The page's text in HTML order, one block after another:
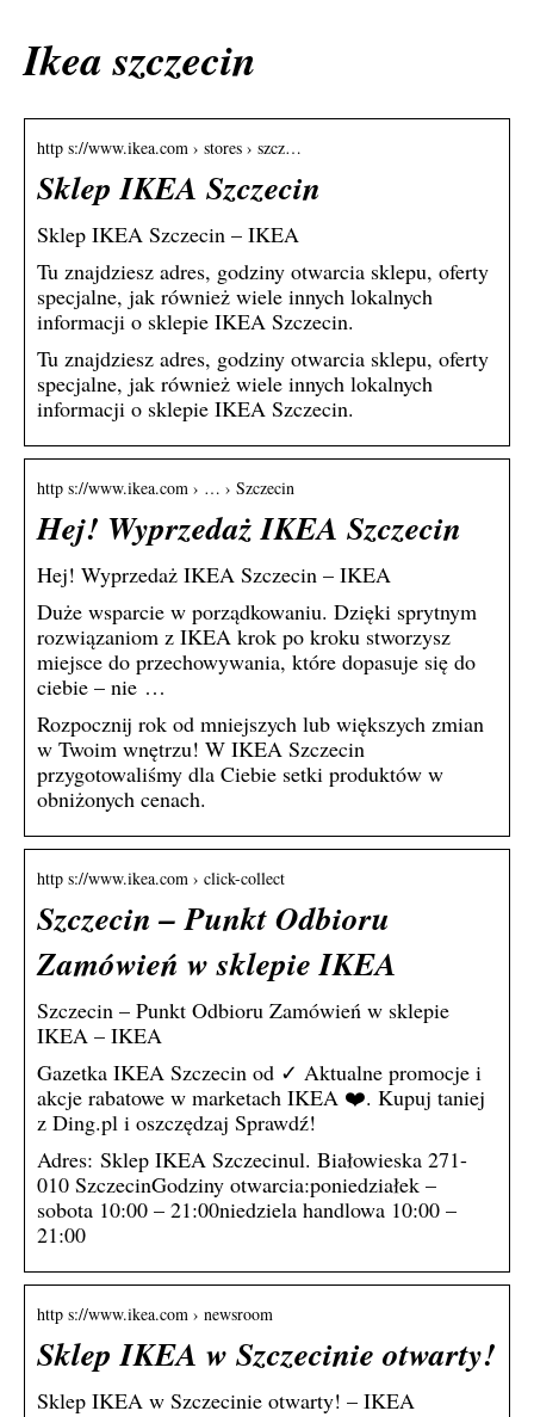
Ikea szczecin
http s://www.ikea.com › stores › szcz…
Sklep IKEA Szczecin
Sklep IKEA Szczecin – IKEA
Tu znajdziesz adres, godziny otwarcia sklepu, oferty
specjalne, jak również wiele innych lokalnych
informacji o sklepie IKEA Szczecin.
Tu znajdziesz adres, godziny otwarcia sklepu, oferty
specjalne, jak również wiele innych lokalnych
informacji o sklepie IKEA Szczecin.
http s://www.ikea.com › … › Szczecin
Hej! Wyprzedaż IKEA Szczecin
Hej! Wyprzedaż IKEA Szczecin – IKEA
Duże wsparcie w porządkowaniu. Dzięki sprytnym
rozwiązaniom z IKEA krok po kroku stworzysz
miejsce do przechowywania, które dopasuje się do
ciebie – nie …
Rozpocznij rok od mniejszych lub większych zmian
w Twoim wnętrzu! W IKEA Szczecin
przygotowaliśmy dla Ciebie setki produktów w
obniżonych cenach.
http s://www.ikea.com › click-collect
Szczecin – Punkt Odbioru
Zamówień w sklepie IKEA
Szczecin – Punkt Odbioru Zamówień w sklepie
IKEA – IKEA
Gazetka IKEA Szczecin od ✓ Aktualne promocje i
akcje rabatowe w marketach IKEA ❤️. Kupuj taniej
z Ding.pl i oszczędzaj Sprawdź!
Adres: Sklep IKEA Szczecinul. Białowieska 271-
010 SzczecinGodziny otwarcia:poniedziałek –
sobota 10:00 – 21:00niedziela handlowa 10:00 –
21:00
http s://www.ikea.com › newsroom
Sklep IKEA w Szczecinie otwarty!
Sklep IKEA w Szczecinie otwarty! – IKEA